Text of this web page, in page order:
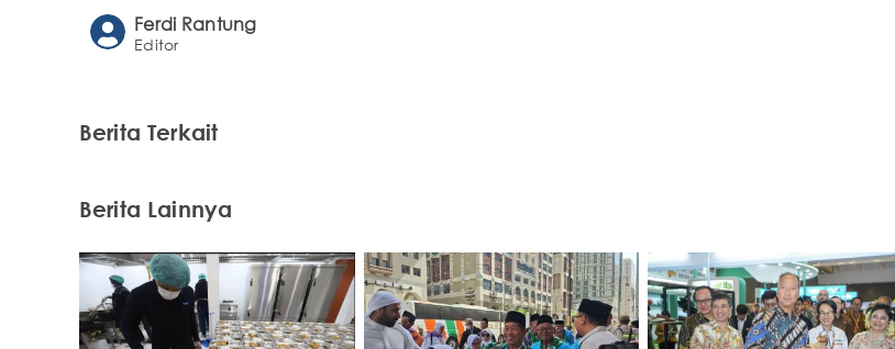
Ferdi Rantung
Editor
Berita Terkait
Berita Lainnya